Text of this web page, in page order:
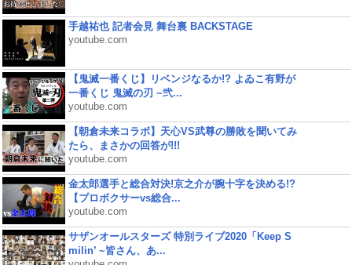
手越祐也 記者会見 舞台裏 BACKSTAGE
youtube.com
【鬼滅一番くじ】リベンジなるか!? よゐこ有野が
一番くじ 鬼滅の刃 ~弐...
youtube.com
【朝倉未来コラボ】天心VS武尊の勝敗を聞いてみ
たら、まさかの回答が!!!
youtube.com
金太郎選手と総合対決!京之介が腕十字を決める!?
【プロボクサーvs総合...
youtube.com
サザンオールスターズ 特別ライブ2020「Keep S
milin’ ~皆さん、あ...